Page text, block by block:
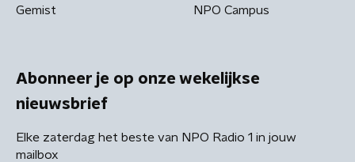
Gemist NPO Campus
Abonneer je op onze wekelijkse
nieuwsbrief
Elke zaterdag het beste van NPO Radio 1 in jouw
mailbox